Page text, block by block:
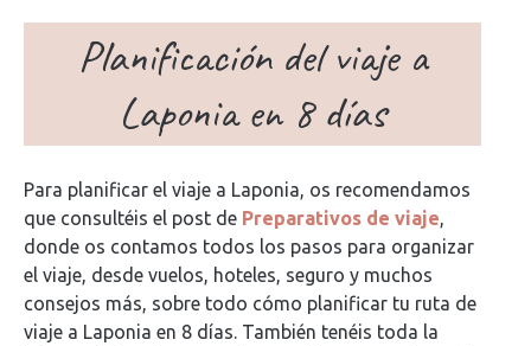
Planificación del viaje a
Laponia en 8 días
Para planificar el viaje a Laponia, os recomendamos
que consultéis el post de Preparativos de viaje,
donde os contamos todos los pasos para organizar
el viaje, desde vuelos, hoteles, seguro y muchos
consejos más, sobre todo cómo planificar tu ruta de
viaje a Laponia en 8 días. También tenéis toda la